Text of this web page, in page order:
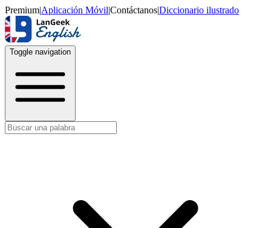
Premium|Aplicación Móvil|Contáctanos|Diccionario ilustrado
Toggle navigation